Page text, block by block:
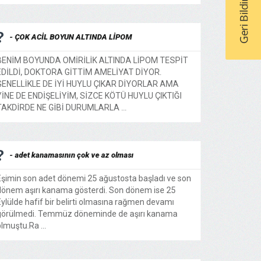
- ÇOK ACİL BOYUN ALTINDA LİPOM
BOYUNDA OMİRİLİK ALTINDA LİPOM TESPİT
DOKTORA GİTTİM AMELİYAT DİYOR.
DE İYİ HUYLU ÇIKAR DİYORLAR AMA
DE ENDİŞELİYİM, SİZCE KÖTÜ HUYLU ÇIKTIĞI
NE GİBİ DURUMLARLA ...
- adet kanamasının çok ve az olması
son adet dönemi 25 ağustosta başladı ve son
aşırı kanama gösterdi. Son dönem ise 25
hafif bir belirti olmasına rağmen devamı
Temmüz döneminde de aşırı kanama
...